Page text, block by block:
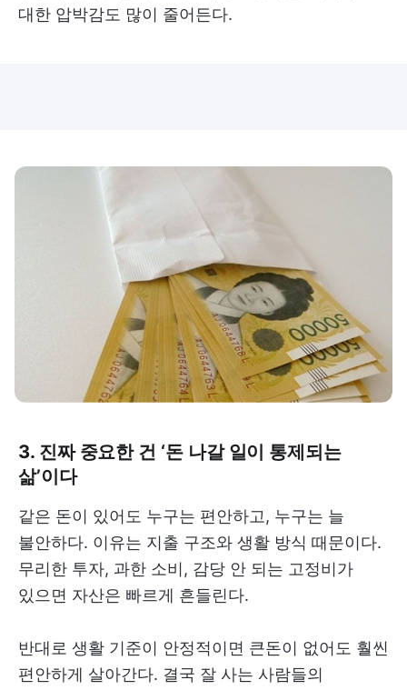
대한 압박감도 많이 줄어든다.
3. 진짜 중요한 건 ‘돈 나갈 일이 통제되는
삶’이다
같은 돈이 있어도 누구는 편안하고, 누구는 늘
불안하다. 이유는 지출 구조와 생활 방식 때문이다.
무리한 투자, 과한 소비, 감당 안 되는 고정비가
있으면 자산은 빠르게 흔들린다.
반대로 생활 기준이 안정적이면 큰돈이 없어도 훨씬
편안하게 살아간다. 결국 잘 사는 사람들의